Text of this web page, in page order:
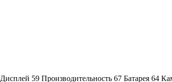
Дисплей 59 Производительность 67 Батарея 64